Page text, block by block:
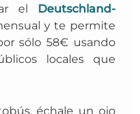
el Deutschland-
y te permite
sólo 58€ usando
locales que
échale un ojo